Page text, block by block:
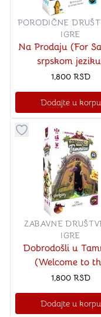
PORODIČNE
IGRE
Na Prodaju (For
srpskom
1,800 RSD
Dodajte u korpu
Dugme za
ZABAVNE
IGRE
Dobrodošli u
(Welcome to
Dungeon na
jeziku)
1,800 RSD
Dodajte u korpu